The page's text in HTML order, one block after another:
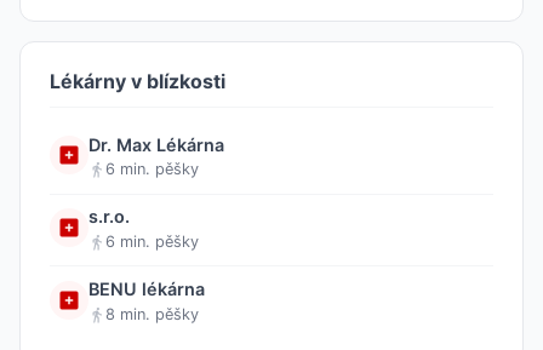
Lékárny v blízkosti
Dr. Max Lékárna
6 min. pěšky
s.r.o.
6 min. pěšky
BENU lékárna
8 min. pěšky